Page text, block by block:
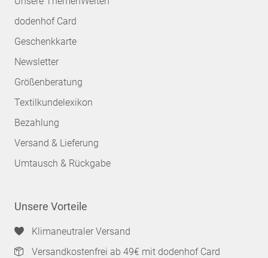
dodenhof Card
Geschenkkarte
Newsletter
Größenberatung
Textilkundelexikon
Bezahlung
Versand & Lieferung
Umtausch & Rückgabe
Unsere Vorteile
Klimaneutraler Versand
Versandkostenfrei ab 49€ mit dodenhof Card